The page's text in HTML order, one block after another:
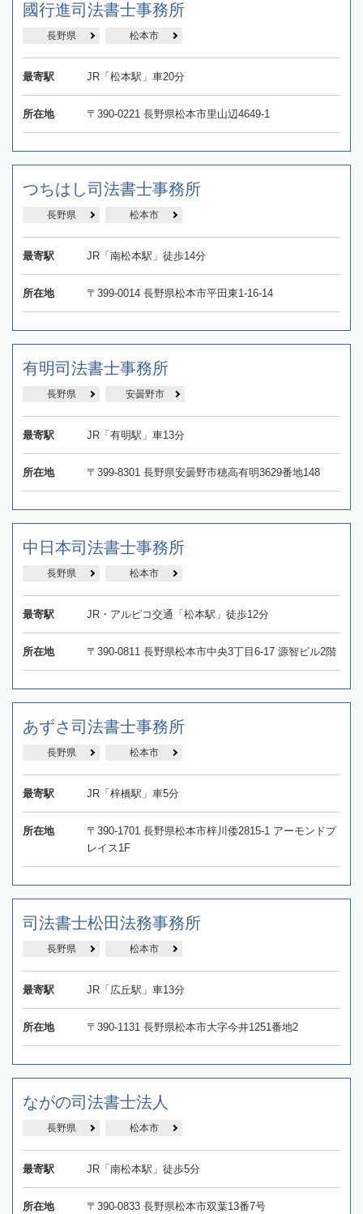
國行進司法書士事務所
長野県 松本市
最寄駅 JR「松本駅」車20分
所在地 〒390-0221 長野県松本市里山辺4649-1
つちはし司法書士事務所
長野県 松本市
最寄駅 JR「南松本駅」徒歩14分
所在地 〒399-0014 長野県松本市平田東1-16-14
有明司法書士事務所
長野県 安曇野市
最寄駅 JR「有明駅」車13分
所在地 〒399-8301 長野県安曇野市穂高有明3629番地148
中日本司法書士事務所
長野県 松本市
最寄駅 JR・アルピコ交通「松本駅」徒歩12分
所在地 〒390-0811 長野県松本市中央3丁目6-17 源智ビル2階
あずさ司法書士事務所
長野県 松本市
最寄駅 JR「梓橋駅」車5分
所在地
〒390-1701 長野県松本市梓川倭2815-1 アーモンドプ
レイス1F
司法書士松田法務事務所
長野県 松本市
最寄駅 JR「広丘駅」車13分
所在地 〒390-1131 長野県松本市大字今井1251番地2
ながの司法書士法人
長野県 松本市
最寄駅 JR「南松本駅」徒歩5分
所在地 〒390-0833 長野県松本市双葉13番7号